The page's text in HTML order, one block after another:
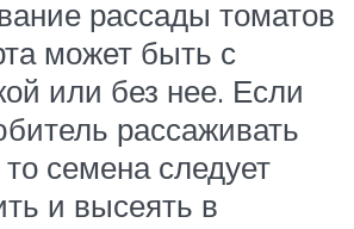
рассады томатов
может быть с
или без нее. Если
рассаживать
семена следует
и высеять в